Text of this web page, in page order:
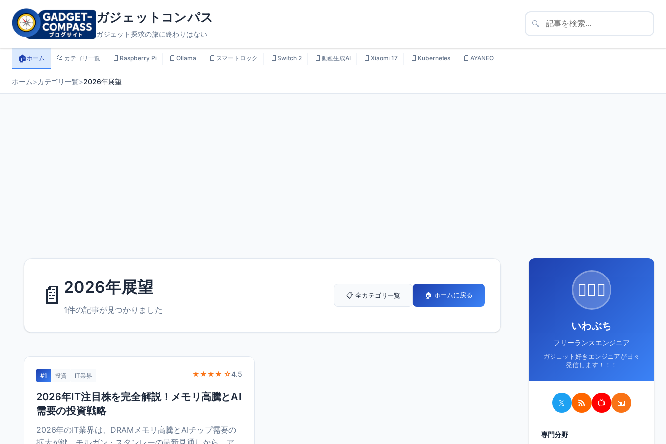
ガジェットコンパス
ガジェット探求の旅に終わりはない
🔍
🏠ホーム 📂 カテゴリ一覧 📄 Raspberry Pi 📄 Ollama 📄 スマートロック 📄 Switch 2 📄 動画生成AI 📄 Xiaomi 17 📄 Kubernetes 📄 AYANEO
ホーム>カテゴリ一覧>2026年展望
📄 2026年展望
1件の記事が見つかりました
📋 全カテゴリ一覧 🏠 ホームに戻る
#1 投資 IT業界 ★★★★ ☆4.5
2026年IT注目株を完全解説！メモリ高騰とAI
需要の投資戦略
2026年のIT業界は、DRAMメモリ高騰とAIチップ需要の
拡大が鍵。モルガン・スタンレーの最新見通しから、ア
🙋🏻‍♂️
いわぶち
フリーランスエンジニア
ガジェット好きエンジニアが日々
発信します！！！
𝕏 📺 📧
専門分野